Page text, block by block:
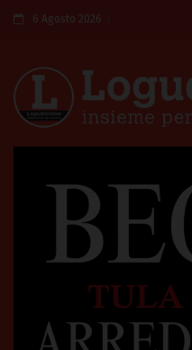
6 Agosto 2026